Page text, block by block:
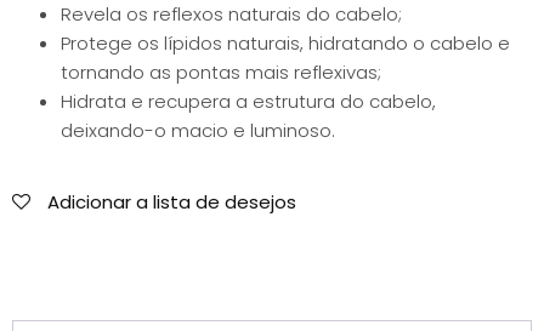
Revela os reflexos naturais do cabelo;
Protege os lípidos naturais, hidratando o cabelo e
tornando as pontas mais reflexivas;
Hidrata e recupera a estrutura do cabelo,
deixando-o macio e luminoso.
Adicionar a lista de desejos